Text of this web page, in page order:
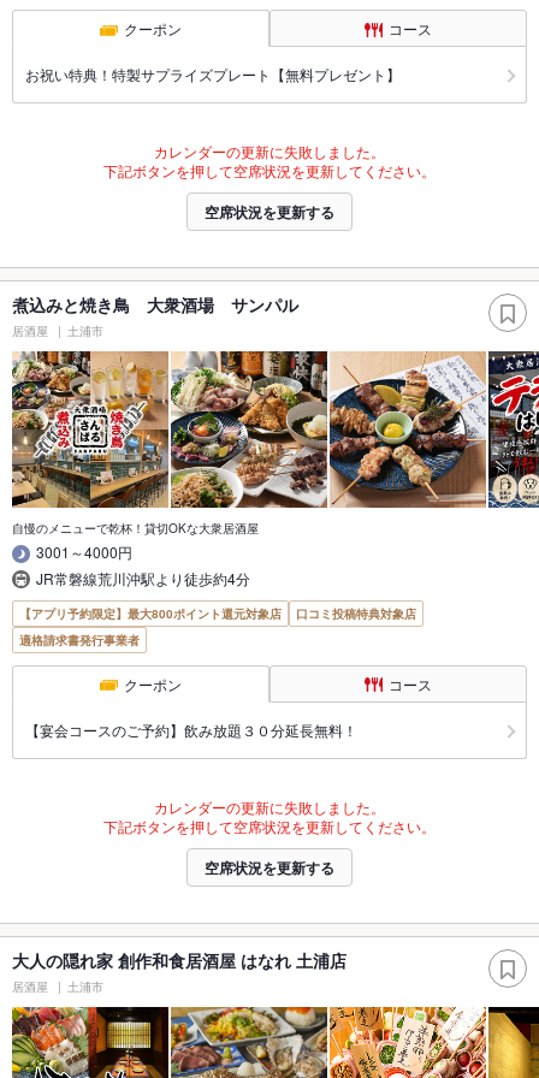
クーポン コース
お祝い特典！特製サプライズプレート【無料プレゼント】
カレンダーの更新に失敗しました。
下記ボタンを押して空席状況を更新してください。
空席状況を更新する
煮込みと焼き鳥 大衆酒場 サンパル
居酒屋 土浦市
自慢のメニューで乾杯！貸切OKな大衆居酒屋
3001～4000円
JR常磐線荒川沖駅より徒歩約4分
【アプリ予約限定】最大800ポイント還元対象店
口コミ投稿特典対象店
適格請求書発行事業者
クーポン コース
【宴会コースのご予約】飲み放題３０分延長無料！
カレンダーの更新に失敗しました。
下記ボタンを押して空席状況を更新してください。
空席状況を更新する
大人の隠れ家 創作和食居酒屋 はなれ 土浦店
居酒屋 土浦市